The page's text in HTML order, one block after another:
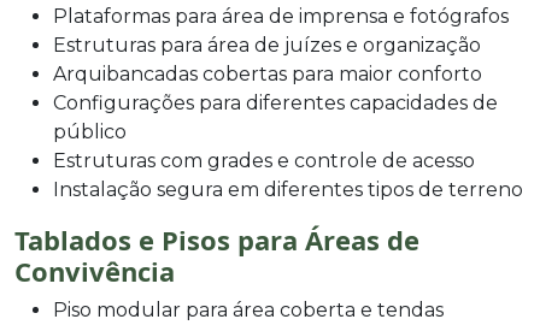
Plataformas para área de imprensa e fotógrafos
Estruturas para área de juízes e organização
Arquibancadas cobertas para maior conforto
Configurações para diferentes capacidades de
público
Estruturas com grades e controle de acesso
Instalação segura em diferentes tipos de terreno
Tablados e Pisos para Áreas de
Convivência
Piso modular para área coberta e tendas